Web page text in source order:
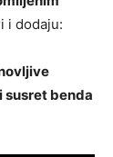
i dodaju:
susret benda